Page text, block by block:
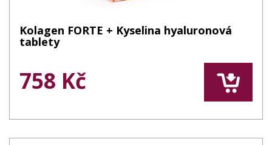
Kolagen FORTE + Kyselina hyaluronová
tablety
758 Kč